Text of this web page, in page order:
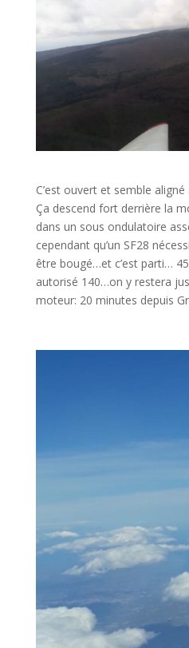
C’est ouvert et semble
Ça descend fort derrière la
dans un sous ondulatoire
cependant qu’un SF28
être bougé…et c’est parti…
autorisé 140…on y restera
moteur: 20 minutes depuis